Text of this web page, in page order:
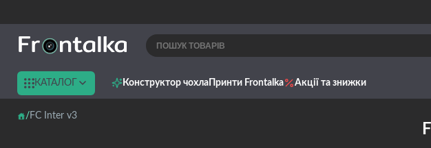
КАТАЛОГ Конструктор чохла Принти Frontalka Акції та знижки
FC Inter v3